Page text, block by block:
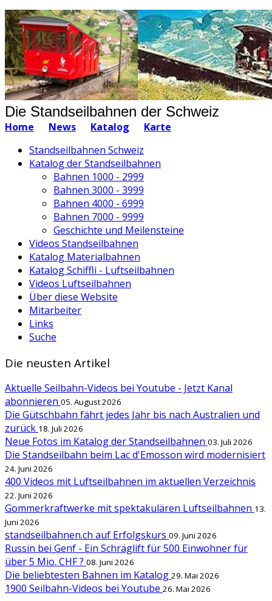
Die Standseilbahnen der Schweiz
Home News Katalog
Karte
Standseilbahnen Schweiz
Katalog der Standseilbahnen
Bahnen 1000 - 2999
Bahnen 3000 - 3999
Bahnen 4000 - 6999
Bahnen 7000 - 9999
Geschichte und Meilensteine
Videos Standseilbahnen
Katalog Materialbahnen
Katalog Schiffli - Luftseilbahnen
Videos Luftseilbahnen
Über diese Website
Mitarbeiter
Links
Suche
Die neusten Artikel
Aktuelle Seilbahn-Videos bei Youtube - Jetzt Kanal
abonnieren 05. August 2026
Die Gütschbahn fährt jedes Jahr bis nach Australien und
zurück 18. Juli 2026
Neue Fotos im Katalog der Standseilbahnen 03. Juli 2026
Die Standseilbahn beim Lac d'Emosson wird modernisiert
24. Juni 2026
400 Videos mit Luftseilbahnen im aktuellen Verzeichnis
22. Juni 2026
Gommerkraftwerke mit spektakulären Luftseilbahnen 13.
Juni 2026
standseilbahnen.ch auf Erfolgskurs 09. Juni 2026
Russin bei Genf - Ein Schräglift für 500 Einwohner für
über 5 Mio. CHF ? 08. Juni 2026
Die beliebtesten Bahnen im Katalog 29. Mai 2026
1900 Seilbahn-Videos bei Youtube 26. Mai 2026